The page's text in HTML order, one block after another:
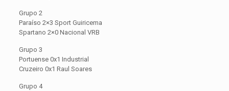
Grupo 2
Paraíso 2×3 Sport Guiricema
Spartano 2×0 Nacional VRB
Grupo 3
Portuense 0x1 Industrial
Cruzeiro 0x1 Raul Soares
Grupo 4